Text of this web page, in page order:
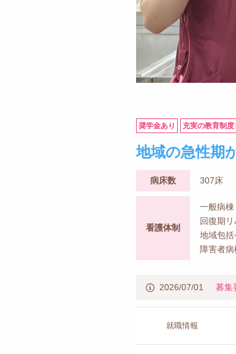
奨学金あり 充実の教育制度
地域の急性期
病床数 307床
看護体制
一般病棟
回復期
地域包括
障害者
2026/07/01 募集
就職情報